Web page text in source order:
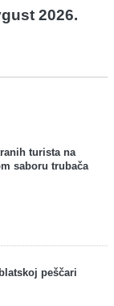
2026.
turista na
saboru trubača
peščari